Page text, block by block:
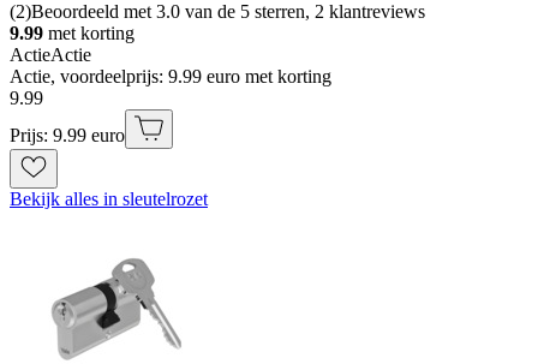
(2)Beoordeeld met 3.0 van de 5 sterren, 2 klantreviews
9.99 met korting
ActieActie
Actie, voordeelprijs: 9.99 euro met korting
9.99
Prijs: 9.99 euro
Bekijk alles in sleutelrozet